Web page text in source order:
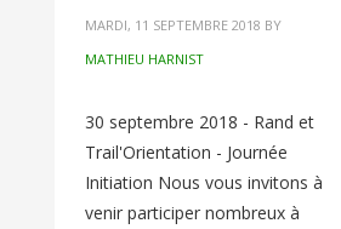
MARDI, 11 SEPTEMBRE 2018 BY
MATHIEU HARNIST
30 septembre 2018 - Rand et
Trail'Orientation - Journée
Initiation Nous vous invitons à
venir participer nombreux à